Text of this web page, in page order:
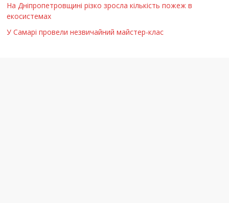
На Дніпропетровщині різко зросла кількість пожеж в
екосистемах
У Самарі провели незвичайний майстер-клас